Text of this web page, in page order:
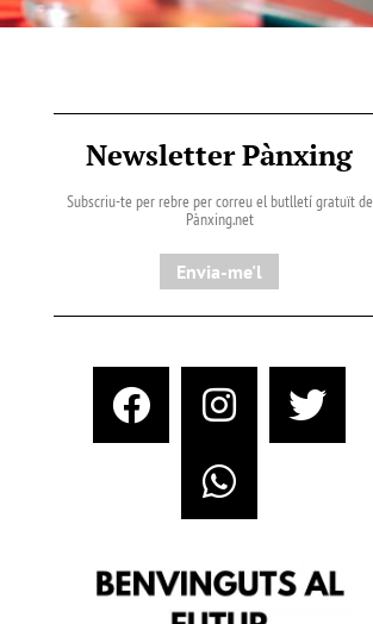
Newsletter Pànxing
Subscriu-te per rebre per correu el butlletí gratuït de
Pànxing.net​
Envia-me'l